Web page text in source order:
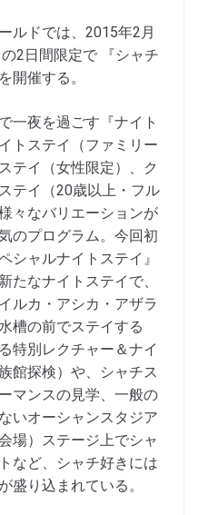
ルドでは、2015年2月
2日間限定で 『シャチ
開催する。
一夜を過ごす『ナイト
トステイ（ファミリー
テイ（女性限定）、ク
テイ（20歳以上・フル
々なバリエーションが
のプログラム。今回初
シャルナイトステイ』
たなナイトステイで、
ルカ・アシカ・アザラ
槽の前でステイする
特別レクチャー＆ナイ
館探検）や、シャチス
マンスの見学、一般の
いオーシャンスタジア
場）ステージ上でシャ
など、シャチ好きには
盛り込まれている。